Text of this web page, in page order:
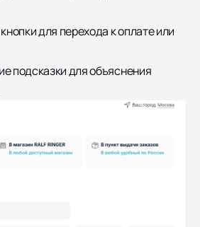
для перехода к оплате или
подсказки для объяснения